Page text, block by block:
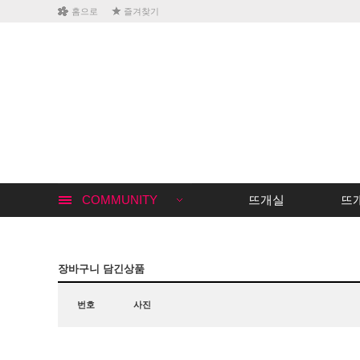
홈으로 즐겨찾기
COMMUNITY 뜨개실 뜨
장바구니 담긴상품
번호 사진